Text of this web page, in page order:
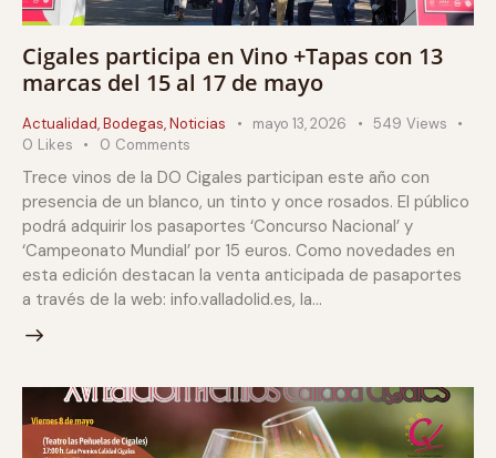
Cigales participa en Vino +Tapas con 13
marcas del 15 al 17 de mayo
Actualidad,Bodegas,Noticias mayo 13, 2026 549 Views
0 Likes 0 Comments
Trece vinos de la DO Cigales participan este año con
presencia de un blanco, un tinto y once rosados. El público
podrá adquirir los pasaportes ‘Concurso Nacional’ y
‘Campeonato Mundial’ por 15 euros. Como novedades en
esta edición destacan la venta anticipada de pasaportes
a través de la web: info.valladolid.es, la…